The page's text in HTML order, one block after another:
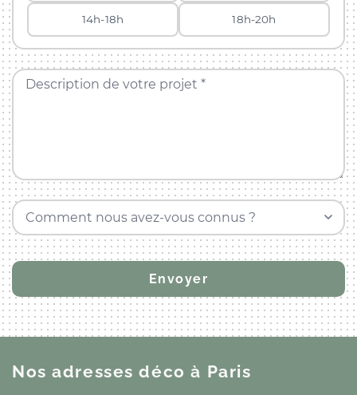
14h-18h 18h-20h
Description de votre projet *
Comment nous avez-vous connus ?
Nos adresses décoà Paris